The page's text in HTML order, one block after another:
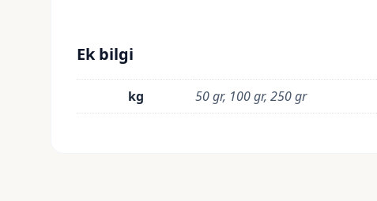
Ek bilgi
kg 50 gr, 100 gr, 250 gr